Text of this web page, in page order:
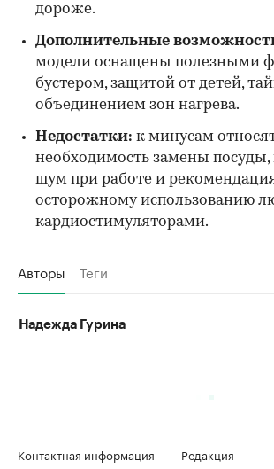
дороже.
Дополнительные
модели оснащены полезными
бустером, защитой от детей,
объединением зон нагрева.
Недостатки: к минусам
необходимость замены
шум при работе и
осторожному использованию
кардиостимуляторами.
Авторы Теги
Надежда Гурина
Контактная информация
Редакция